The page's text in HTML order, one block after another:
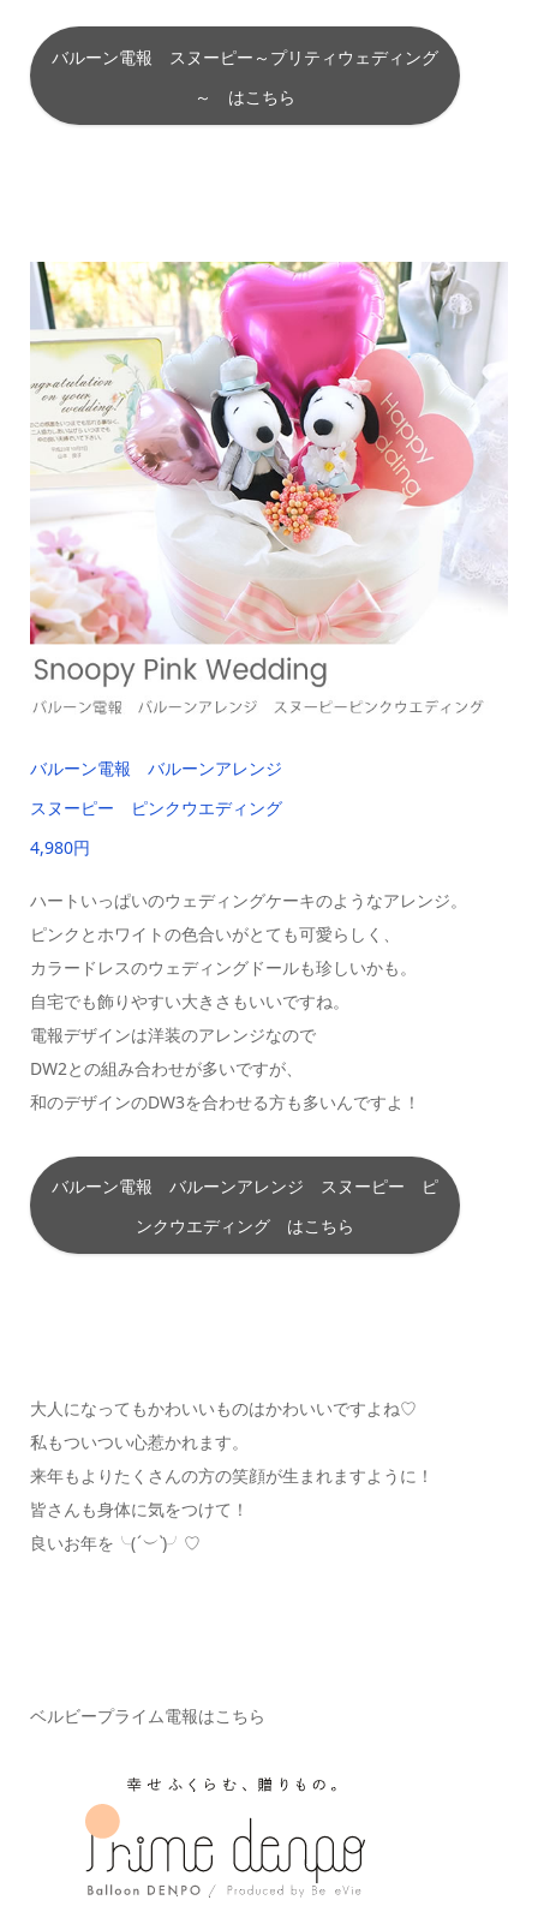
バルーン電報 スヌーピー～プリティウェディング
～ はこちら
バルーン電報 バルーンアレンジ
スヌーピー ピンクウエディング
4,980円
ハートいっぱいのウェディングケーキのようなアレンジ。
ピンクとホワイトの色合いがとても可愛らしく、
カラードレスのウェディングドールも珍しいかも。
自宅でも飾りやすい大きさもいいですね。
電報デザインは洋装のアレンジなので
DW2との組み合わせが多いですが、
和のデザインのDW3を合わせる方も多いんですよ！
バルーン電報 バルーンアレンジ スヌーピー ピ
ンクウエディング はこちら
大人になってもかわいいものはかわいいですよね♡
私もついつい心惹かれます。
来年もよりたくさんの方の笑顔が生まれますように！
皆さんも身体に気をつけて！
良いお年を╰(´︶`)╯♡
ベルビープライム電報はこちら